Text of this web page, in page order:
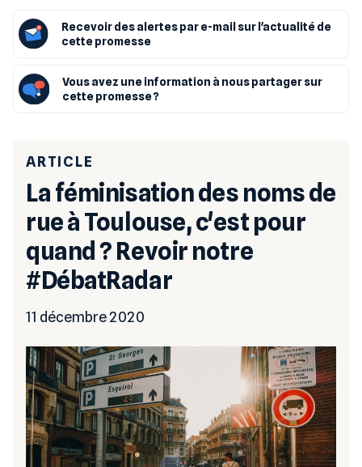
Recevoir des alertes par e-mail sur l'actualité de
cette promesse
Vous avez une information à nous partager sur
cette promesse ?
ARTICLE
La féminisation des noms de
rue à Toulouse, c'est pour
quand ? Revoir notre
#DébatRadar
11 décembre 2020